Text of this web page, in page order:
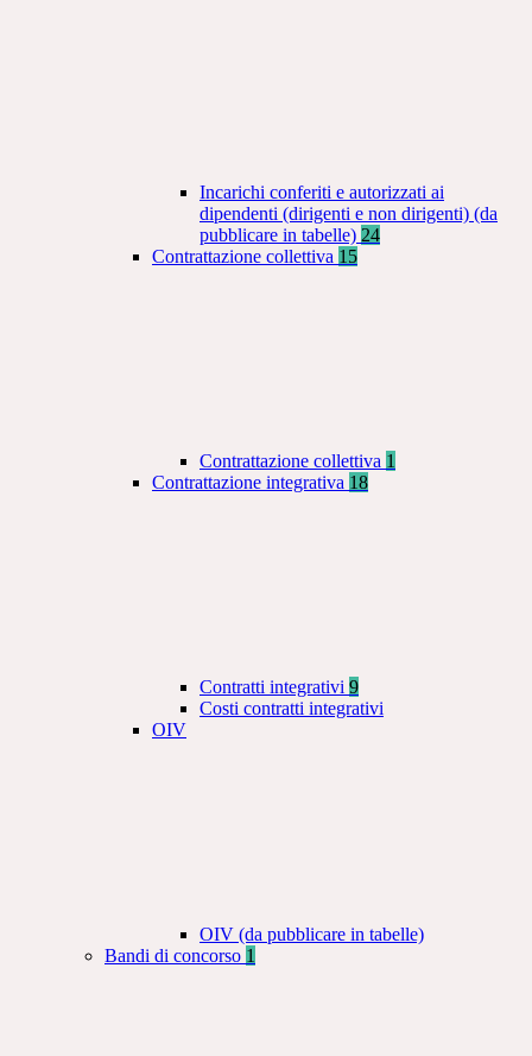
Incarichi conferiti e autorizzati ai
dipendenti (dirigenti e non dirigenti) (da
pubblicare in tabelle) 24
Contrattazione collettiva 15
Contrattazione collettiva 1
Contrattazione integrativa 18
Contratti integrativi 9
Costi contratti integrativi
OIV
OIV (da pubblicare in tabelle)
Bandi di concorso 1